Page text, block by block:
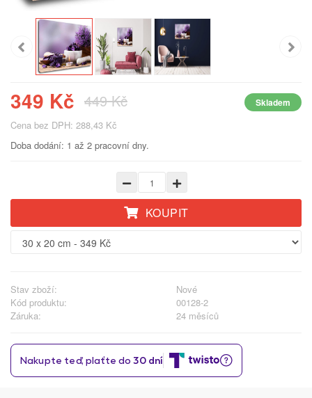
349 Kč 449 Kč Skladem
Cena bez DPH: 288,43 Kč
Doba dodání: 1 až 2 pracovní dny.
KOUPIT
Stav zboží:
Nové
Kód produktu:
00128-2
Záruka:
24 měsíců